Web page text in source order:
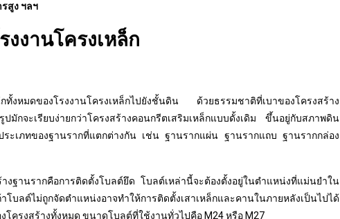
สูง ฯลฯ
งงานโครงเหล็ก
ทั้งหมดของโรงงานโครงเหล็กไปยังชั้นดิน ด้วยธรรมชาติที่เบาของโครงสร้าง
ปมักจะเรียบง่ายกว่าโครงสร้างคอนกรีตเสริมเหล็กแบบดั้งเดิม ขึ้นอยู่กับสภาพดิน
ะเภทของฐานรากที่แตกต่างกัน เช่น ฐานรากแผ่น ฐานรากแถบ ฐานรากกล่อง
งฐานรากคือการติดตั้งโบลต์ยึด โบลต์เหล่านี้จะต้องตั้งอยู่ในตำแหน่งที่แม่นยำใน
ลต์ไม่ถูกจัดตำแหน่งอาจทำให้การติดตั้งเสาเหล็กและคานในภายหลังเป็นไปได้
ครงสร้างทั้งหมด ขนาดโบลต์ที่ใช้งานทั่วไปคือ M24 หรือ M27